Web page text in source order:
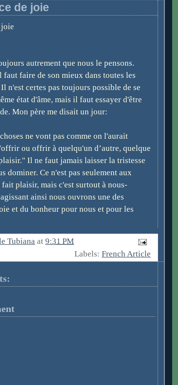
de joie
joie
autrement que nous le pensons.
faut faire de son mieux dans toutes les
n'est certes pas toujours possible de se
état d'âme, mais il faut essayer d'être
Mon père me disait un jour:
ne vont pas comme on l'aurait
ou offrir à quelqu'un d’autre, quelque
Il ne faut jamais laisser la tristesse
dominer. Ce n'est pas seulement aux
plaisir, mais c'est surtout à nous-
ainsi nous ouvrons une des
et du bonheur pour nous et pour les
Tubiana at 9:31 PM
Labels: French Article